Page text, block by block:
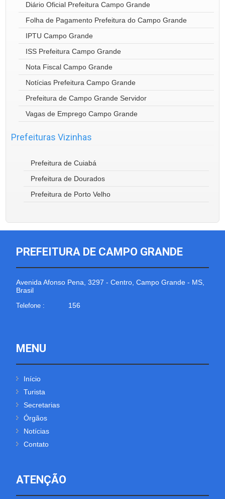
Diário Oficial Prefeitura Campo Grande
Folha de Pagamento Prefeitura do Campo Grande
IPTU Campo Grande
ISS Prefeitura Campo Grande
Nota Fiscal Campo Grande
Notícias Prefeitura Campo Grande
Prefeitura de Campo Grande Servidor
Vagas de Emprego Campo Grande
Prefeituras Vizinhas
Prefeitura de Cuiabá
Prefeitura de Dourados
Prefeitura de Porto Velho
PREFEITURA DE CAMPO GRANDE
Avenida Afonso Pena, 3297 - Centro, Campo Grande - MS,
Brasil
Telefone : 156
MENU
Início
Turista
Secretarias
Órgãos
Notícias
Contato
ATENÇÃO